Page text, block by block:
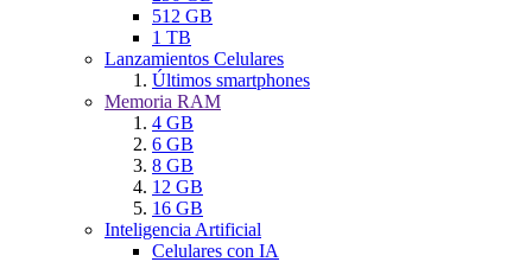
512 GB
1 TB
Lanzamientos Celulares
Últimos smartphones
Memoria RAM
4 GB
6 GB
8 GB
12 GB
16 GB
Inteligencia Artificial
Celulares con IA